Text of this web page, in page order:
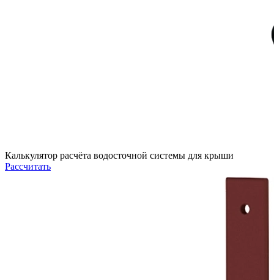
Калькулятор расчёта водосточной системы для крыши
Рассчитать